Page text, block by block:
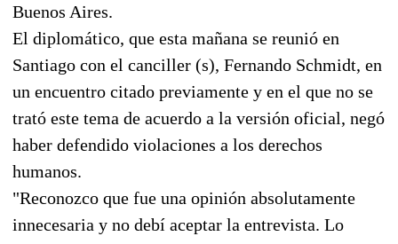
Buenos Aires.
El diplomático, que esta mañana se reunió en
Santiago con el canciller (s), Fernando Schmidt, en
un encuentro citado previamente y en el que no se
trató este tema de acuerdo a la versión oficial, negó
haber defendido violaciones a los derechos
humanos.
"Reconozco que fue una opinión absolutamente
innecesaria y no debí aceptar la entrevista. Lo